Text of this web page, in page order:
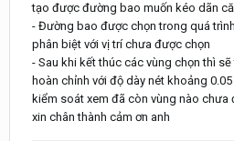
tạo được đường bao muốn kéo dãn
- Đường bao được chọn trong quá
phân biệt với vị trí chưa được chọn
- Sau khi kết thúc các vùng chọn thì
hoàn chỉnh với độ dày nét khoảng
kiểm soát xem đã còn vùng nào chưa
xin chân thành cảm ơn anh